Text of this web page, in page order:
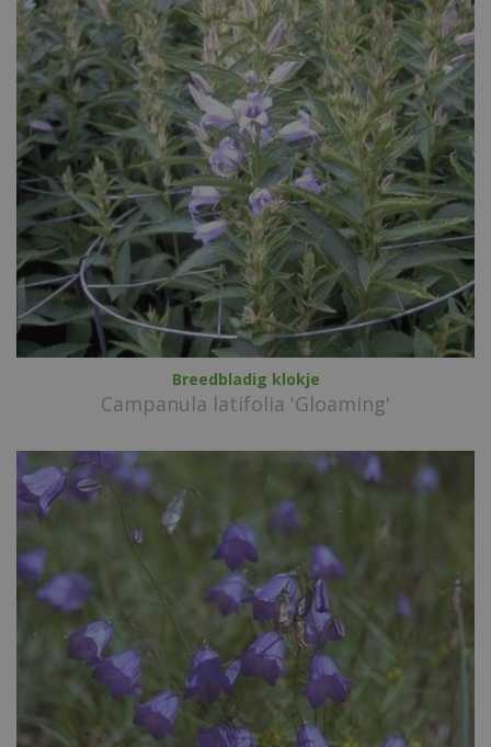
Breedbladig klokje
Campanula latifolia 'Gloaming'